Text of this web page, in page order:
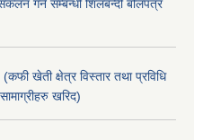
गर्ने सम्बन्धी शिलबन्दी बोलपत्र
खेती क्षेत्र विस्तार तथा प्रविधि
खरिद)